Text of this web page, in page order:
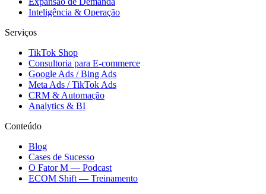
Inteligência & Operação
Serviços
TikTok Shop
Consultoria para E-commerce
Google Ads / Bing Ads
Meta Ads / TikTok Ads
CRM & Automação
Analytics & BI
Conteúdo
Blog
Cases de Sucesso
O Fator M — Podcast
ECOM Shift — Treinamento